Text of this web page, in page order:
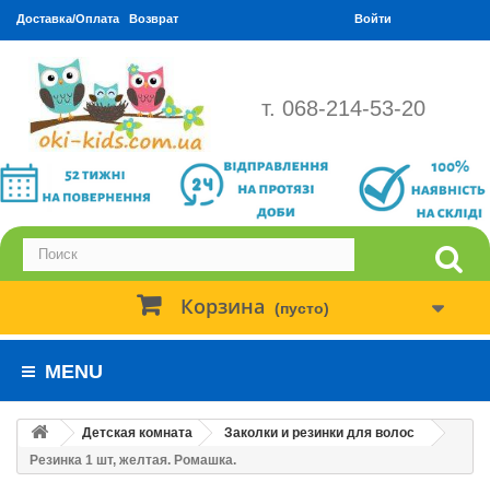
Доставка/Оплата Возврат Войти
т. 068-214-53-20
Корзина (пусто)
MENU
Детская комната
Заколки и резинки для волос
Резинка 1 шт, желтая. Ромашка.